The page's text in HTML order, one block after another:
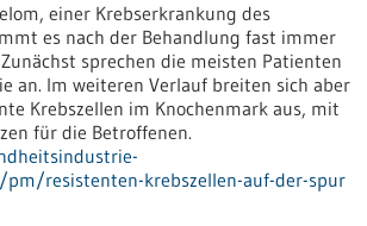
einer Krebserkrankung des
es nach der Behandlung fast immer
sprechen die meisten Patienten
an. Im weiteren Verlauf breiten sich aber
Krebszellen im Knochenmark aus, mit
für die Betroffenen.
resistenten-krebszellen-auf-der-spur